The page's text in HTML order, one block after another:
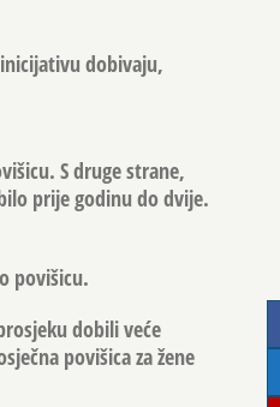
dobivaju,
S druge strane,
prije godinu do dvije.
povišicu.
dobili veće
povišica za žene